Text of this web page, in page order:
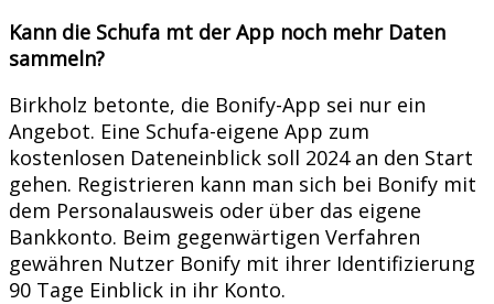
Kann die Schufa mt der App noch mehr Daten
sammeln?
Birkholz betonte, die Bonify-App sei nur ein
Angebot. Eine Schufa-eigene App zum
kostenlosen Dateneinblick soll 2024 an den Start
gehen. Registrieren kann man sich bei Bonify mit
dem Personalausweis oder über das eigene
Bankkonto. Beim gegenwärtigen Verfahren
gewähren Nutzer Bonify mit ihrer Identifizierung
90 Tage Einblick in ihr Konto.